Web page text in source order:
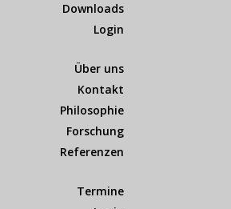
Downloads
Login
Über uns
Kontakt
Philosophie
Forschung
Referenzen
Termine